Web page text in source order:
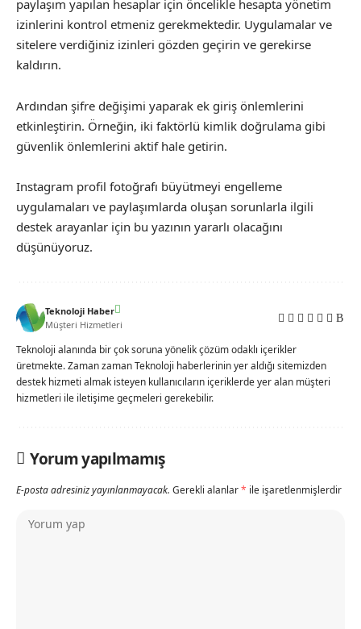
paylaşım yapılan hesaplar için öncelikle hesapta yönetim
izinlerini kontrol etmeniz gerekmektedir. Uygulamalar ve
sitelere verdiğiniz izinleri gözden geçirin ve gerekirse
kaldırın.
Ardından şifre değişimi yaparak ek giriş önlemlerini
etkinleştirin. Örneğin, iki faktörlü kimlik doğrulama gibi
güvenlik önlemlerini aktif hale getirin.
Instagram profil fotoğrafı büyütmeyi engelleme
uygulamaları ve paylaşımlarda oluşan sorunlarla ilgili
destek arayanlar için bu yazının yararlı olacağını
düşünüyoruz.
Teknoloji Haber
Müşteri Hizmetleri
Teknoloji alanında bir çok soruna yönelik çözüm odaklı içerikler
üretmekte. Zaman zaman Teknoloji haberlerinin yer aldığı sitemizden
destek hizmeti almak isteyen kullanıcıların içeriklerde yer alan müşteri
hizmetleri ile iletişime geçmeleri gerekebilir.
Yorum yapılmamış
E-posta adresiniz yayınlanmayacak. Gerekli alanlar* ile işaretlenmişlerdir